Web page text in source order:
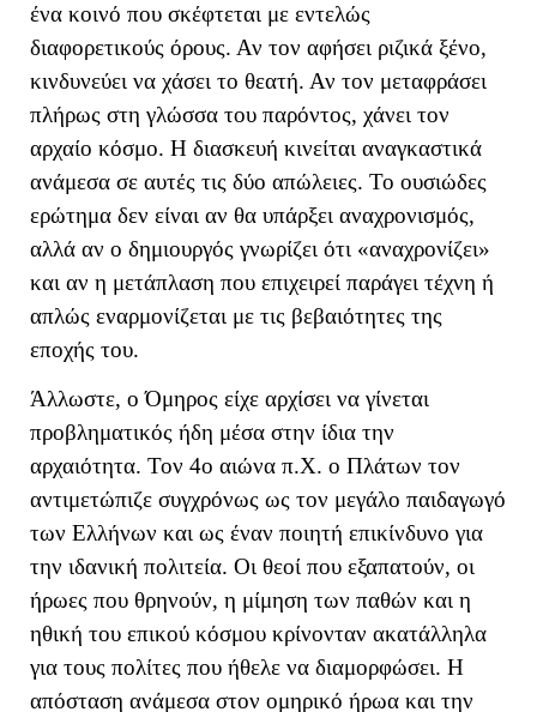
ένα κοινό που σκέφτεται με εντελώς
διαφορετικούς όρους. Αν τον αφήσει ριζικά ξένο,
κινδυνεύει να χάσει το θεατή. Αν τον μεταφράσει
πλήρως στη γλώσσα του παρόντος, χάνει τον
αρχαίο κόσμο. Η διασκευή κινείται αναγκαστικά
ανάμεσα σε αυτές τις δύο απώλειες. Το ουσιώδες
ερώτημα δεν είναι αν θα υπάρξει αναχρονισμός,
αλλά αν ο δημιουργός γνωρίζει ότι «αναχρονίζει»
και αν η μετάπλαση που επιχειρεί παράγει τέχνη ή
απλώς εναρμονίζεται με τις βεβαιότητες της
εποχής του.
Άλλωστε, ο Όμηρος είχε αρχίσει να γίνεται
προβληματικός ήδη μέσα στην ίδια την
αρχαιότητα. Τον 4ο αιώνα π.Χ. ο Πλάτων τον
αντιμετώπιζε συγχρόνως ως τον μεγάλο παιδαγωγό
των Ελλήνων και ως έναν ποιητή επικίνδυνο για
την ιδανική πολιτεία. Οι θεοί που εξαπατούν, οι
ήρωες που θρηνούν, η μίμηση των παθών και η
ηθική του επικού κόσμου κρίνονταν ακατάλληλα
για τους πολίτες που ήθελε να διαμορφώσει. Η
απόσταση ανάμεσα στον ομηρικό ήρωα και την